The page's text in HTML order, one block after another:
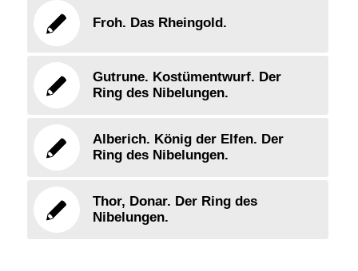
Froh. Das Rheingold.
Gutrune. Kostümentwurf. Der
Ring des Nibelungen.
Alberich. König der Elfen. Der
Ring des Nibelungen.
Thor, Donar. Der Ring des
Nibelungen.